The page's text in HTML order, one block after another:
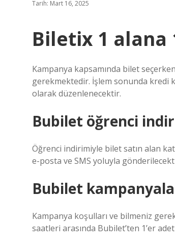
Tarih: Mart 16, 2025
Biletix 1 alana
Kampanya kapsamında bilet
gerekmektedir. İşlem sonunda kredi
olarak düzenlenecektir.
Bubilet öğrenci
Öğrenci indirimiyle bilet satın alan
e-posta ve SMS yoluyla
Bubilet
Kampanya koşulları ve bilmeniz
saatleri arasında Bubilet’ten 1’er